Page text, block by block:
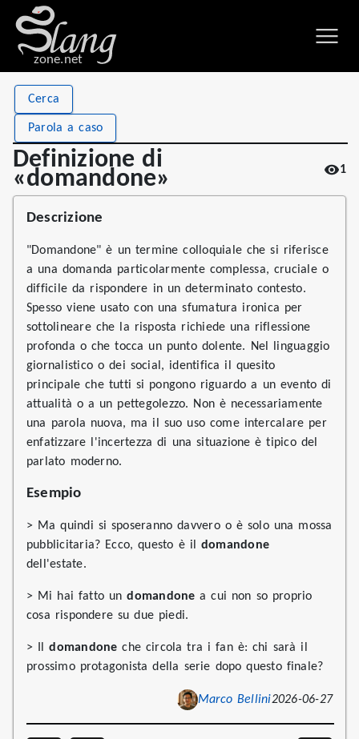
zone.net
Cerca
Parola a caso
Definizione di
«domandone» 1
Definizione di «domandone»
Stat
Views
Definitions 1
First seen
2026
Descrizione
"Domandone" è un termine colloquiale che si riferisce
a una domanda particolarmente complessa, cruciale o
difficile da rispondere in un determinato contesto.
Spesso viene usato con una sfumatura ironica per
sottolineare che la risposta richiede una riflessione
profonda o che tocca un punto dolente. Nel linguaggio
giornalistico o dei social, identifica il quesito
principale che tutti si pongono riguardo a un evento di
attualità o a un pettegolezzo. Non è necessariamente
una parola nuova, ma il suo uso come intercalare per
enfatizzare l'incertezza di una situazione è tipico del
parlato moderno.
Esempio
> Ma quindi si sposeranno davvero o è solo una mossa
pubblicitaria? Ecco, questo è il domandone
dell'estate.
> Mi hai fatto undomandone a cui non so proprio
cosa rispondere su due piedi.
> Ildomandone che circola tra i fan è: chi sarà il
prossimo protagonista della serie dopo questo finale?
Marco Bellini2026-06-27